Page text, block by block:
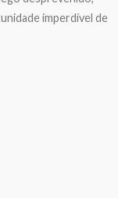
imperdível de